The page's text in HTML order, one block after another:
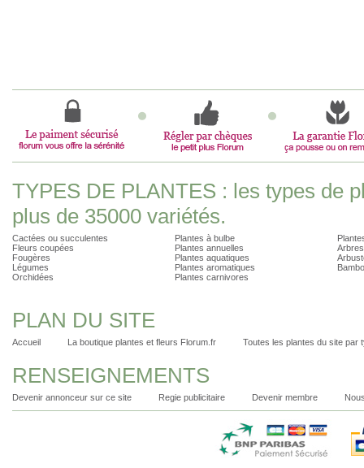
TYPES DE PLANTES : les types de
plus de 35000 variétés.
Cactées ou succulentes
Fleurs coupées
Fougères
Légumes
Orchidées
Plantes à bulbe
Plantes annuelles
Plantes aquatiques
Plantes aromatiques
Plantes carnivores
PLAN DU SITE
Accueil La boutique plantes et fleurs Florum.fr Toutes les plantes du site par
RENSEIGNEMENTS
Devenir annonceur sur ce site Regie publicitaire Devenir membre